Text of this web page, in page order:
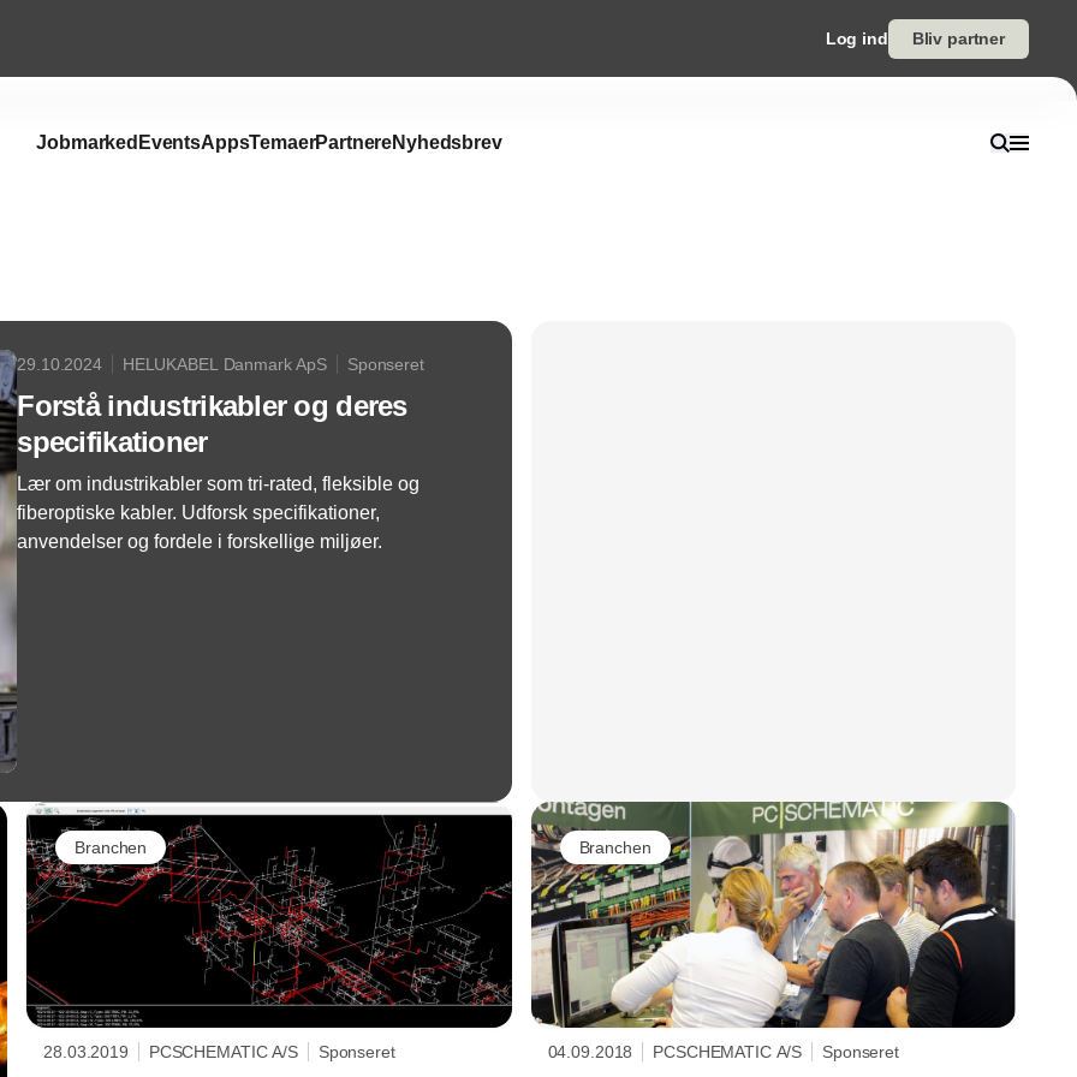
Log ind Bliv partner
Jobmarked EventsAppsTemaerPartnereNyhedsbrev
29.10.2024 HELUKABEL Danmark ApS Sponseret
Forstå industrikabler og deres
specifikationer
Lær om industrikabler som tri-rated, fleksible og
fiberoptiske kabler. Udforsk specifikationer,
anvendelser og fordele i forskellige miljøer.
Branchen
28.03.2019 PCSCHEMATIC A/S Sponseret
Branchen
04.09.2018 PCSCHEMATIC A/S Sponseret